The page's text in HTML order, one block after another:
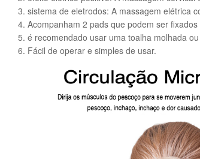
3. sistema de eletrodos: A massagem elétrica
4. Acompanham 2 pads que podem ser
5. é recomendado usar uma toalha molhada
6. Fácil de operar e simples de usar.